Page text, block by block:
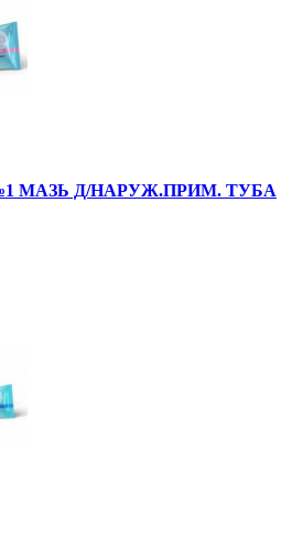
МАЗЬ Д/НАРУЖ.ПРИМ. ТУБА